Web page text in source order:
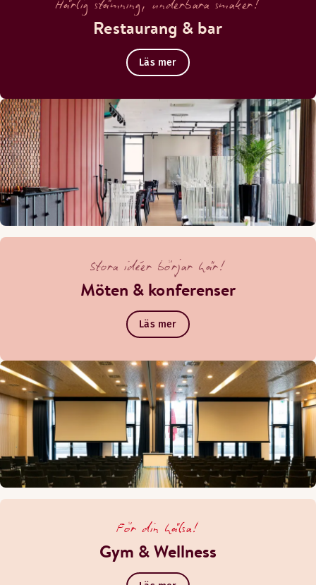
Härlig stämning, underbara smaker!
Restaurang & bar
Läs mer
Stora idéer börjar här!
Möten & konferenser
Läs mer
För din hälsa!
Gym & Wellness